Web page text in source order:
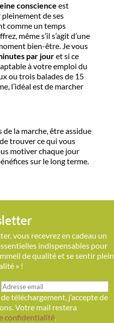
conscience est
de ses
comme un temps
même s’il s’agit d’une
bien-être. Je vous
par jouret si ce
à votre emploi du
ou trois balades de 15
l’idéal est de marcher
la marche, être assidue
trouver ce qui vous
motiver chaque jour
sur le long terme.
vous recevrez en cadeau un
indispensables pour
de qualité et se sentir plein
» !
téléchargement, j’accepte de
Votre mail restera
confidentialité.